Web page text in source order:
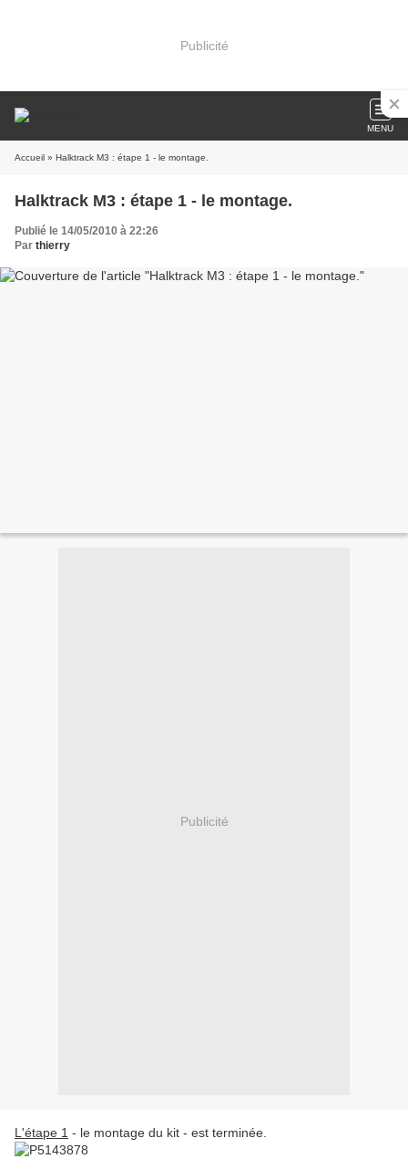
Publicité
MENU
Accueil » Halktrack M3 : étape 1 - le montage.
Halktrack M3 : étape 1 - le montage.
Publié le 14/05/2010 à 22:26
Par thierry
Publicité
L'étape 1 - le montage du kit - est terminée.